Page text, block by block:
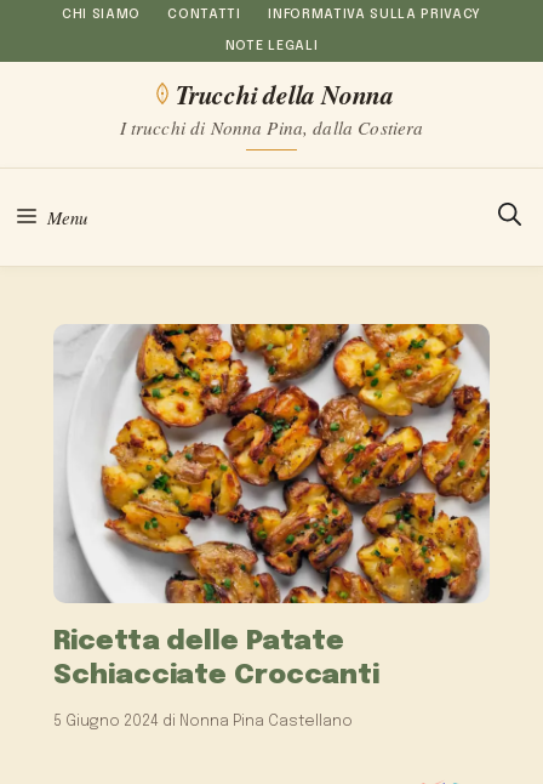
al
CHI SIAMO CONTATTI INFORMATIVA SULLA PRIVACY
NOTE LEGALI
Trucchi della Nonna
I trucchi di Nonna Pina, dalla Costiera
Menu
Ricetta delle Patate
Schiacciate Croccanti
5 Giugno 2024 di Nonna Pina Castellano